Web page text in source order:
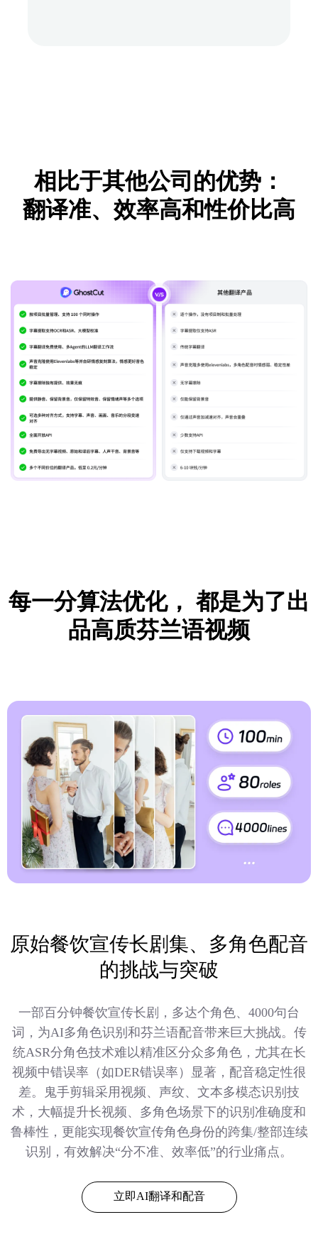
相比于其他公司的优势：
翻译准、效率高和性价比高
每一分算法优化， 都是为了出
品高质芬兰语视频
原始餐饮宣传长剧集、多角色配音
的挑战与突破
一部百分钟餐饮宣传长剧，多达个角色、4000句台
词，为AI多角色识别和芬兰语配音带来巨大挑战。传
统ASR分角色技术难以精准区分众多角色，尤其在长
视频中错误率（如DER错误率）显著，配音稳定性很
差。鬼手剪辑采用视频、声纹、文本多模态识别技
术，大幅提升长视频、多角色场景下的识别准确度和
鲁棒性，更能实现餐饮宣传角色身份的跨集/整部连续
识别，有效解决“分不准、效率低”的行业痛点。
立即AI翻译和配音